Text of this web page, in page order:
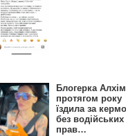
Блогерка Алхім
протягом року
їздила за
без водійських
прав…